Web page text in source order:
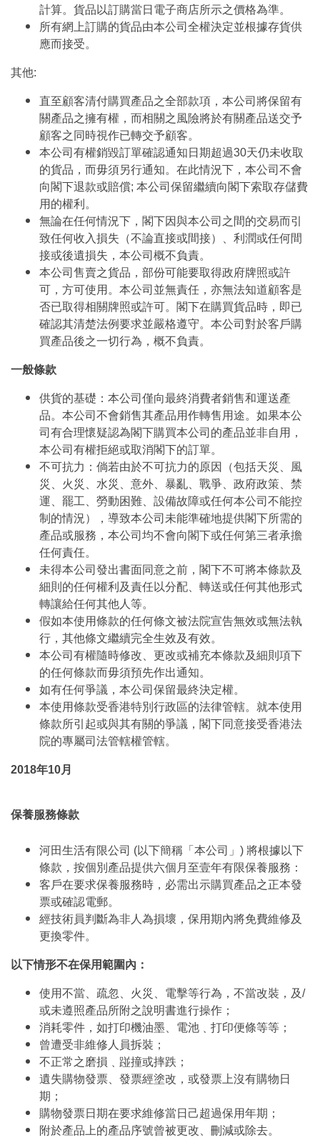
計算。貨品以訂購當日電子商店所示之價格為準。
所有網上訂購的貨品由本公司全權決定並根據存貨供
應而接受。
其他:
直至顧客清付購買產品之全部款項，本公司將保留有
關產品之擁有權，而相關之風險將於有關產品送交予
顧客之同時視作已轉交予顧客。
本公司有權銷毀訂單確認通知日期超過30天仍未收取
的貨品，而毋須另行通知。在此情況下，本公司不會
向閣下退款或賠償; 本公司保留繼續向閣下索取存儲費
用的權利。
無論在任何情況下，閣下因與本公司之間的交易而引
致任何收入損失（不論直接或間接）、利潤或任何間
接或後遺損失，本公司概不負責。
本公司售賣之貨品，部份可能要取得政府牌照或許
可，方可使用。本公司並無責任，亦無法知道顧客是
否已取得相關牌照或許可。閣下在購買貨品時，即已
確認其清楚法例要求並嚴格遵守。本公司對於客戶購
買產品後之一切行為，概不負責。
一般條款
供貨的基礎：本公司僅向最終消費者銷售和運送產
品。本公司不會銷售其產品用作轉售用途。如果本公
司有合理懷疑認為閣下購買本公司的產品並非自用，
本公司有權拒絕或取消閣下的訂單。
不可抗力：倘若由於不可抗力的原因（包括天災、風
災、火災、水災、意外、暴亂、戰爭、政府政策、禁
運、罷工、勞動困難、設備故障或任何本公司不能控
制的情況），導致本公司未能準確地提供閣下所需的
產品或服務，本公司均不會向閣下或任何第三者承擔
任何責任。
未得本公司發出書面同意之前，閣下不可將本條款及
細則的任何權利及責任以分配、轉送或任何其他形式
轉讓給任何其他人等。
假如本使用條款的任何條文被法院宣告無效或無法執
行，其他條文繼續完全生效及有效。
本公司有權隨時修改、更改或補充本條款及細則項下
的任何條款而毋須預先作出通知。
如有任何爭議，本公司保留最終決定權。
本使用條款受香港特別行政區的法律管轄。就本使用
條款所引起或與其有關的爭議，閣下同意接受香港法
院的專屬司法管轄權管轄。
2018年10月
保養服務條款
河田生活有限公司 (以下簡稱「本公司」) 將根據以下
條款，按個別產品提供六個月至壹年有限保養服務：
客戶在要求保養服務時，必需出示購買產品之正本發
票或確認電郵。
經技術員判斷為非人為損壞，保用期內將免費維修及
更換零件。
以下情形不在保用範圍內：
使用不當、疏忽、火災、電擊等行為，不當改裝，及/
或未遵照產品所附之說明書進行操作；
消耗零件，如打印機油墨、電池﹑打印便條等等；
曾遭受非維修人員拆裝；
不正常之磨損﹑踫撞或摔跌；
遺失購物發票、發票經塗改，或發票上沒有購物日
期；
購物發票日期在要求維修當日己超過保用年期；
附於產品上的產品序號曾被更改、刪減或除去。